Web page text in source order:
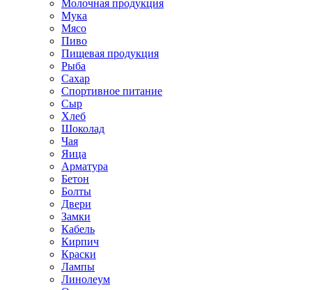
Молочная продукция
Мука
Мясо
Пиво
Пищевая продукция
Рыба
Сахар
Спортивное питание
Сыр
Хлеб
Шоколад
Чая
Яица
Арматура
Бетон
Болты
Двери
Замки
Кабель
Кирпич
Краски
Лампы
Линолеум